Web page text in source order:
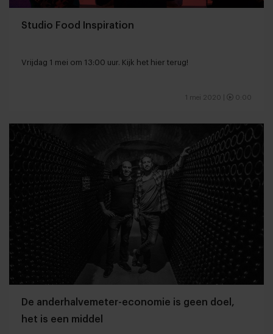
Studio Food Inspiration
Vrijdag 1 mei om 13:00 uur. Kijk het hier terug!
1 mei 2020 0:00
De anderhalvemeter-economie is geen doel,
het is een middel